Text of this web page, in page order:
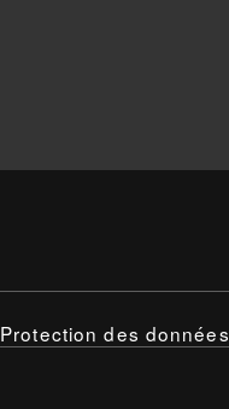
Protection des données